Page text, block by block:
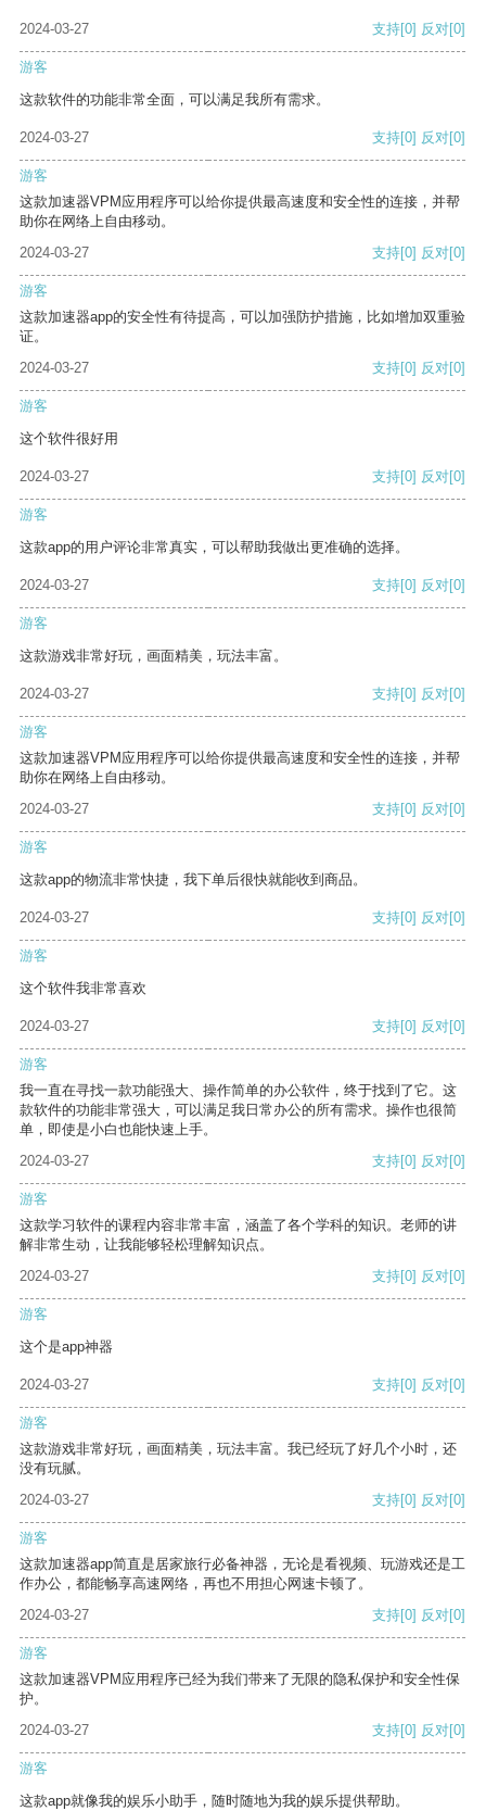
2024-03-27 支持[0] 反对[0]
游客
这款软件的功能非常全面，可以满足我所有需求。
2024-03-27 支持[0] 反对[0]
游客
这款加速器VPM应用程序可以给你提供最高速度和安全性的连接，并帮
助你在网络上自由移动。
2024-03-27
支持[0] 反对[0]
游客
这款加速器app的安全性有待提高，可以加强防护措施，比如增加双重验
证。
2024-03-27
支持[0] 反对[0]
游客
这个软件很好用
2024-03-27 支持[0] 反对[0]
游客
这款app的用户评论非常真实，可以帮助我做出更准确的选择。
2024-03-27 支持[0] 反对[0]
游客
这款游戏非常好玩，画面精美，玩法丰富。
2024-03-27 支持[0] 反对[0]
游客
这款加速器VPM应用程序可以给你提供最高速度和安全性的连接，并帮
助你在网络上自由移动。
2024-03-27
支持[0] 反对[0]
游客
这款app的物流非常快捷，我下单后很快就能收到商品。
2024-03-27 支持[0] 反对[0]
游客
这个软件我非常喜欢
2024-03-27 支持[0] 反对[0]
游客
我一直在寻找一款功能强大、操作简单的办公软件，终于找到了它。这
款软件的功能非常强大，可以满足我日常办公的所有需求。操作也很简
单，即使是小白也能快速上手。
2024-03-27
支持[0] 反对[0]
游客
这款学习软件的课程内容非常丰富，涵盖了各个学科的知识。老师的讲
解非常生动，让我能够轻松理解知识点。
2024-03-27
支持[0] 反对[0]
游客
这个是app神器
2024-03-27 支持[0] 反对[0]
游客
这款游戏非常好玩，画面精美，玩法丰富。我已经玩了好几个小时，还
没有玩腻。
2024-03-27
支持[0] 反对[0]
游客
这款加速器app简直是居家旅行必备神器，无论是看视频、玩游戏还是工
作办公，都能畅享高速网络，再也不用担心网速卡顿了。
2024-03-27
支持[0] 反对[0]
游客
这款加速器VPM应用程序已经为我们带来了无限的隐私保护和安全性保
护。
2024-03-27
支持[0] 反对[0]
游客
这款app就像我的娱乐小助手，随时随地为我的娱乐提供帮助。